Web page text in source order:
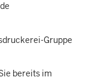
Gruppe
bereits im